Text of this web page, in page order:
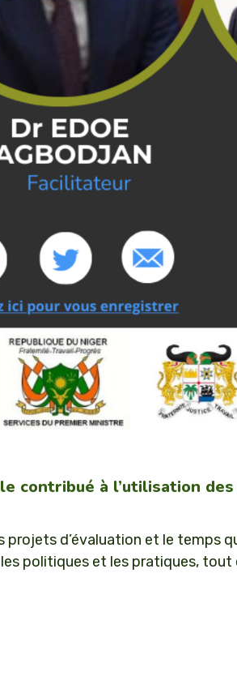
contribué à l’utilisation
d’évaluation et le temps
politiques et les pratiques, tout